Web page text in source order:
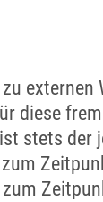
diese
stets der